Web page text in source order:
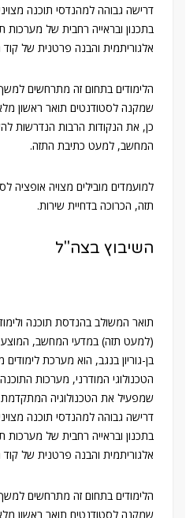
דרישה גבוהה למהנדסי תוכנה
בתכנון ובראייה רחבית של מערכות
אלגוריתמית והבנה פרטנית של קוד
כן, את הנקודות הרבות הנדרשות
המחשב, למעט כתיבת התזה.
למועמדים מובילים מצויה
תזה, הכרוכה בדחיית שירות.
השיבוץ בצה"ל
תואר המשולב בהנדסת תוכנה
(למעט תזה) במדעי המחשב, המוצע
בן-גוריון בנגב, הוא מערכת לימודים
הטכנולוגי המודרני, מערכות
שמפעיל את הטכנולוגיה המתקדמת
דרישה גבוהה למהנדסי תוכנה
בתכנון ובראייה רחבית של מערכות
אלגוריתמית והבנה פרטנית של קוד